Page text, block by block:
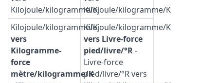
Kilojoule/kilogramme/KKilojoule/kilogramme/K
Kilojoule/kilogramme/K
vers
Kilogramme-
force
mètre/kilogramme/K
Kilojoule/kilogramme/K
vers Livre-force
pied/livre/°R-
Livre-force
pied/livre/°R vers